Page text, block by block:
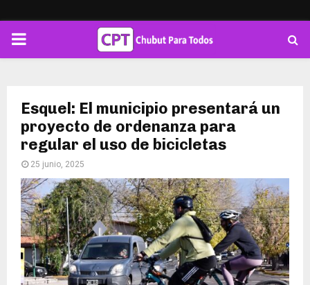
PRIMARY
Esquel: El municipio presentará un
proyecto de ordenanza para
regular el uso de bicicletas
25 junio, 2025